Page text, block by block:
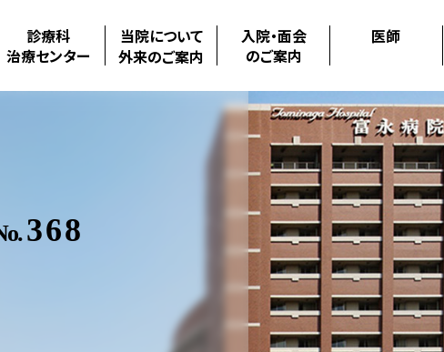
診療科
治療センター
当院について
外来のご案内
入院・面会
のご案内
医師
368